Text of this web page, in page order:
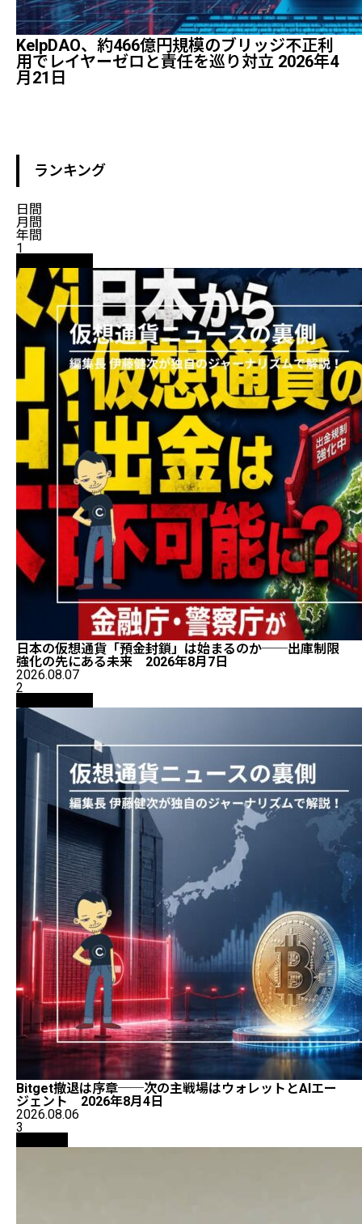
KelpDAO、約466億円規模のブリッジ不正利
用でレイヤーゼロと責任を巡り対立 2026年4
月21日
ランキング
日間
月間
年間
1
日本の仮想通貨「預金封鎖」は始まるのか──出庫制限
強化の先にある未来 2026年8月7日
2026.08.07
2
Bitget撤退は序章──次の主戦場はウォレットとAIエー
ジェント 2026年8月4日
2026.08.06
3